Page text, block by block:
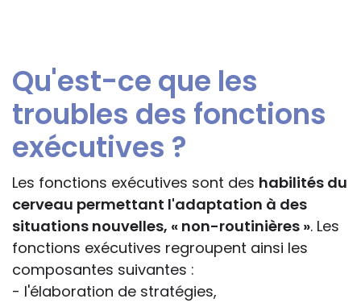
Qu'est-ce que les
troubles des fonctions
exécutives ?
Les fonctions exécutives sont des habilités du
cerveau permettant l'adaptation à des
situations nouvelles, « non-routinières ». Les
fonctions exécutives regroupent ainsi les
composantes suivantes :
- l'élaboration de stratégies,
apprécier in abstracto.